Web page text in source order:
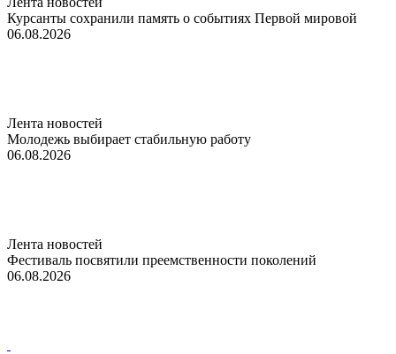
Курсанты сохранили память о событиях Первой мировой
06.08.2026
Лента новостей
Молодежь выбирает стабильную работу
06.08.2026
Лента новостей
Фестиваль посвятили преемственности поколений
06.08.2026